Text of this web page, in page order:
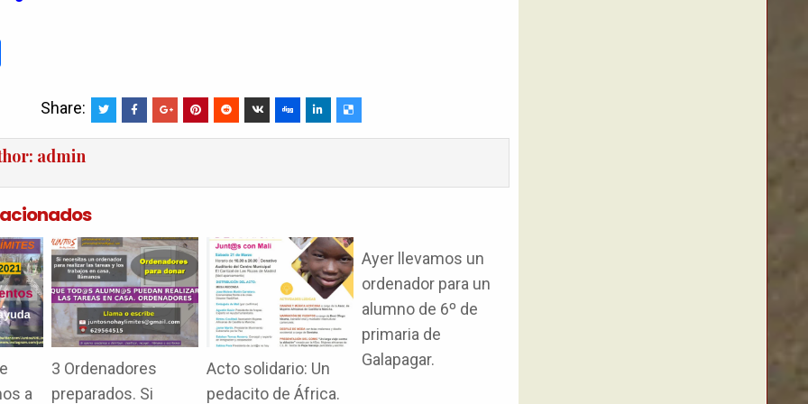
C
p
ar
tir
Share:
admin
a
3 Ordenadores
preparados. Si
Acto solidario: Un
pedacito de África.
Ayer llevamos un
ordenador para un
alumno de 6º de
primaria de
Galapagar.